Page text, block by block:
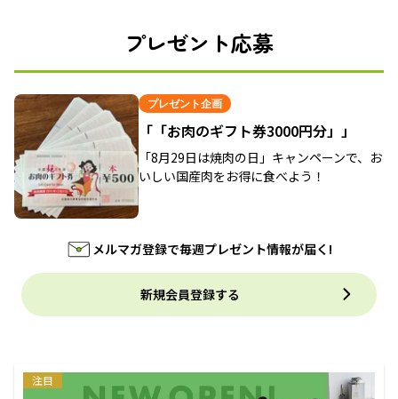
プレゼント応募
プレゼント企画
「「お肉のギフト券3000円分」」
「8月29日は焼肉の日」キャンペーンで、お
いしい国産肉をお得に食べよう！
メルマガ登録で毎週プレゼント情報が届く!
新規会員登録する
注目